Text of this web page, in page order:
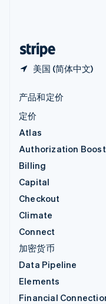
美国 (简体中文)
产品和定价
定价
Atlas
Authorization Boost
Billing
Capital
Checkout
Climate
Connect
加密货币
Data Pipeline
Elements
Financial